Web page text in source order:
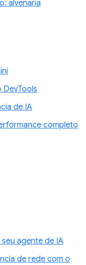
alvenaria
DevTools
de IA
completo
agente de IA
de rede com o